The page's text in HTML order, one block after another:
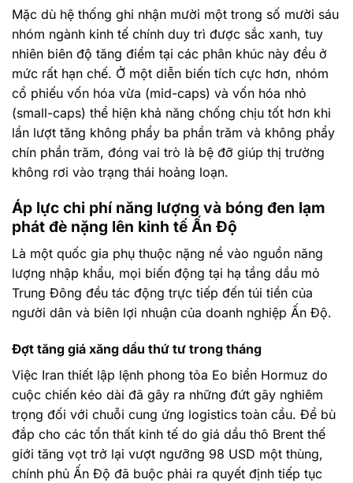
Mặc dù hệ thống ghi nhận mười một trong số mười sáu
nhóm ngành kinh tế chính duy trì được sắc xanh, tuy
nhiên biên độ tăng điểm tại các phân khúc này đều ở
mức rất hạn chế. Ở một diễn biến tích cực hơn, nhóm
cổ phiếu vốn hóa vừa (mid-caps) và vốn hóa nhỏ
(small-caps) thể hiện khả năng chống chịu tốt hơn khi
lần lượt tăng không phẩy ba phần trăm và không phẩy
chín phần trăm, đóng vai trò là bệ đỡ giúp thị trường
không rơi vào trạng thái hoảng loạn.
Áp lực chi phí năng lượng và bóng đen lạm
phát đè nặng lên kinh tế Ấn Độ
Là một quốc gia phụ thuộc nặng nề vào nguồn năng
lượng nhập khẩu, mọi biến động tại hạ tầng dầu mỏ
Trung Đông đều tác động trực tiếp đến túi tiền của
người dân và biên lợi nhuận của doanh nghiệp Ấn Độ.
Đợt tăng giá xăng dầu thứ tư trong tháng
Việc Iran thiết lập lệnh phong tỏa Eo biển Hormuz do
cuộc chiến kéo dài đã gây ra những đứt gãy nghiêm
trọng đối với chuỗi cung ứng logistics toàn cầu. Để bù
đắp cho các tổn thất kinh tế do giá dầu thô Brent thế
giới tăng vọt trở lại vượt ngưỡng 98 USD một thùng,
chính phủ Ấn Độ đã buộc phải ra quyết định tiếp tục